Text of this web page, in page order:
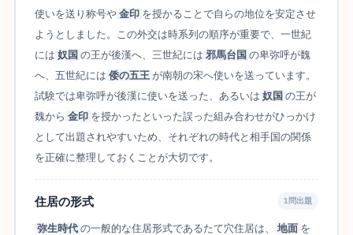
使いを送り称号や 金印 を授かることで自らの地位を安定させ
ようとしました。この外交は時系列の順序が重要で、一世紀
には 奴国 の王が後漢へ、三世紀には 邪馬台国 の卑弥呼が魏
へ、五世紀には 倭の五王 が南朝の宋へ使いを送っています。
試験では卑弥呼が後漢に使いを送った、あるいは 奴国 の王が
魏から 金印 を授かったといった誤った組み合わせがひっかけ
として出題されやすいため、それぞれの時代と相手国の関係
を正確に整理しておくことが大切です。
住居の形式 1問出題
弥生時代 の一般的な住居形式であるたて穴住居は、 地面 を